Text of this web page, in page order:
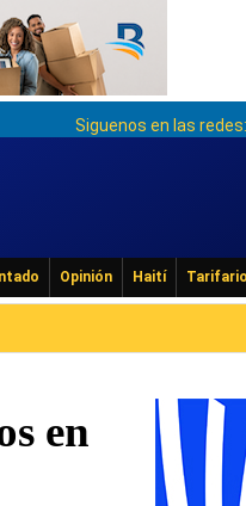
Siguenos en las redes:
Opinión Haití Tarifario
en